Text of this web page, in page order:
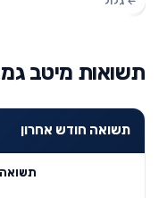
תשואות מיטב גמל
תשואה חודש אחרון